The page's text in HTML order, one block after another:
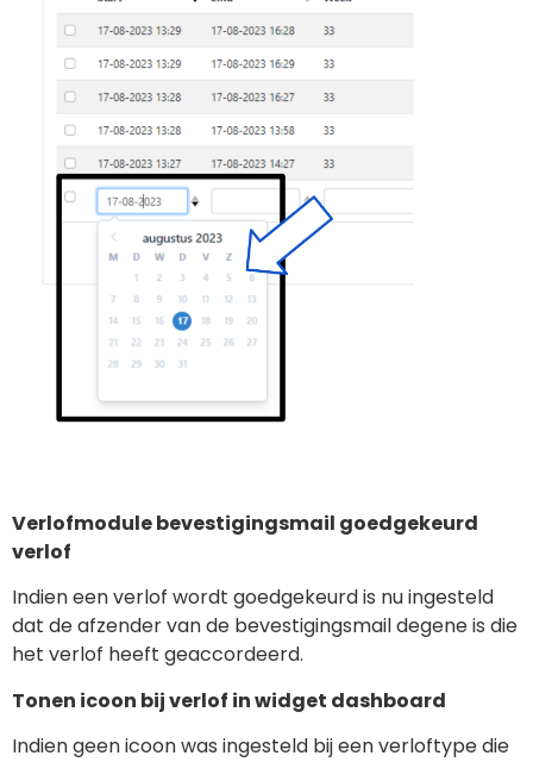
Verlofmodule bevestigingsmail goedgekeurd
verlof
Indien een verlof wordt goedgekeurd is nu ingesteld
dat de afzender van de bevestigingsmail degene is die
het verlof heeft geaccordeerd.
Tonen icoon bij verlof in widget dashboard
Indien geen icoon was ingesteld bij een verloftype die